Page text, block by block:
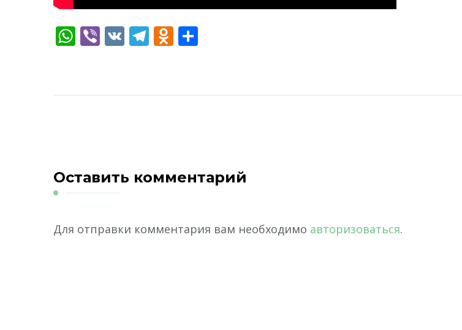
WhatsApp
Viber
VK Telegram
Odnoklassniki
Оставить комментарий
Для отправки комментария вам необходимо авторизоваться.